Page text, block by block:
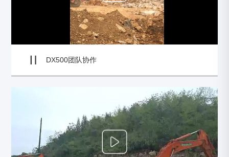
DX500团队协作